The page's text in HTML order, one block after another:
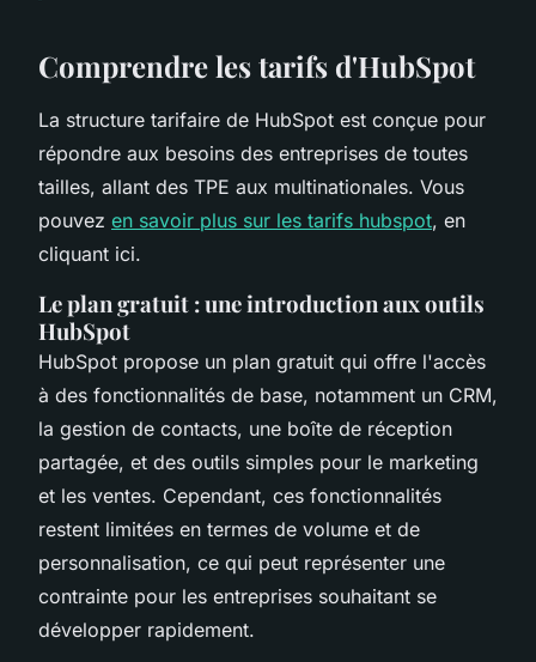
Comprendre les tarifs d'HubSpot
La structure tarifaire de HubSpot est conçue pour
répondre aux besoins des entreprises de toutes
tailles, allant des TPE aux multinationales. Vous
pouvez en savoir plus sur les tarifs hubspot, en
cliquant ici.
Le plan gratuit : une introduction aux outils
HubSpot
HubSpot propose un plan gratuit qui offre l'accès
à des fonctionnalités de base, notamment un CRM,
la gestion de contacts, une boîte de réception
partagée, et des outils simples pour le marketing
et les ventes. Cependant, ces fonctionnalités
restent limitées en termes de volume et de
personnalisation, ce qui peut représenter une
contrainte pour les entreprises souhaitant se
développer rapidement.